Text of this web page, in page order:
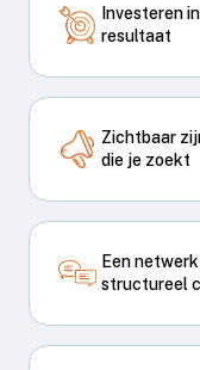
Investeren
resultaat
Zichtbaar
die je zoekt
Een
structureel